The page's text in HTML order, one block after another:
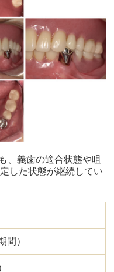
、義歯の適合状態や咀
した状態が継続してい
間）